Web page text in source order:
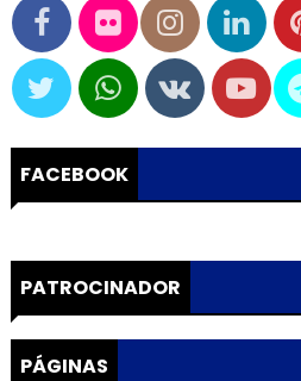
FACEBOOK
PATROCINADOR
PÁGINAS